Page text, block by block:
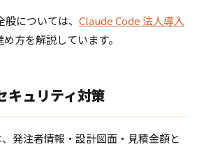
については、 Claude Code 法人導入
方を解説しています。
キュリティ対策
発注者情報・設計図面・見積金額と